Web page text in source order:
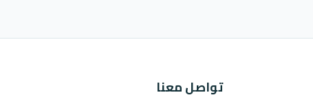
تواصل معنا